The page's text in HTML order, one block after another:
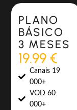
Most Popular
PLANO
BÁSICO
3 MESES
19.99 €
Canais 19
000+
VOD 60
000+